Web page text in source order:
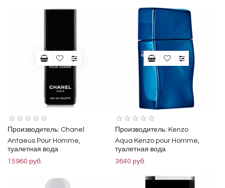
Производитель: Chanel
Antaeus Pour Homme,
туалетная вода
15960 руб.
Производитель: Kenzo
Aqua Kenzo pour Homme,
туалетная вода
3640 руб.